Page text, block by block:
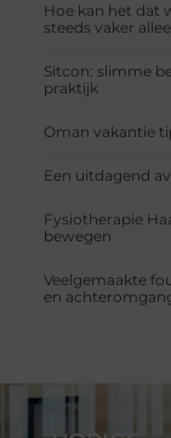
Hoe kan het dat
steeds vaker
Sitcon: slimme
praktijk
Oman vakantie
Een uitdagend
Fysiotherapie
bewegen
Veelgemaakte
en